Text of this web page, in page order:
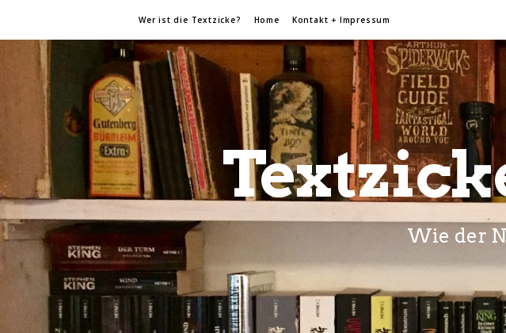
Wer ist die Textzicke? Home Kontakt + Impressum
Wie der